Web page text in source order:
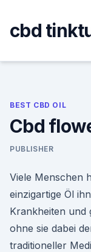
content
cbd
BEST CBD OIL
Cbd
PUBLISHER
Viele Menschen
einzigartige Öl
Krankheiten und
ohne sie dabei
traditioneller